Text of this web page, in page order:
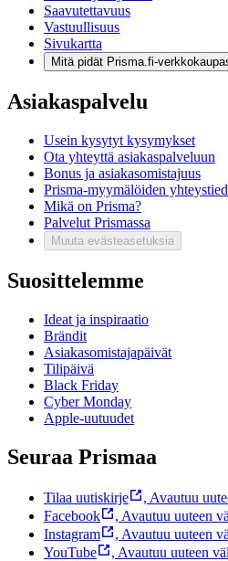
Saavutettavuus
Vastuullisuus
Sivukartta
Mitä pidät Prisma.fi-
Asiakaspalvelu
Usein kysytyt kysymykset
Ota yhteyttä asiakaspalveluun
Bonus ja asiakasomistajuus
Prisma-myymälöiden
Mikä on Prisma?
Palvelut Prismassa
Muuta evästeasetuksia
Suosittelemme
Ideat ja inspiraatio
Brändit
Asiakasomistajapäivät
Tilipäivä
Black Friday
Cyber Monday
Apple-uutuudet
Seuraa Prismaa
Tilaa uutiskirje , Avautuu
Facebook
, Avautuu uuteen
Instagram
, Avautuu uuteen
YouTube
, Avautuu uuteen